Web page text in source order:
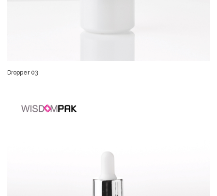
Dropper 03